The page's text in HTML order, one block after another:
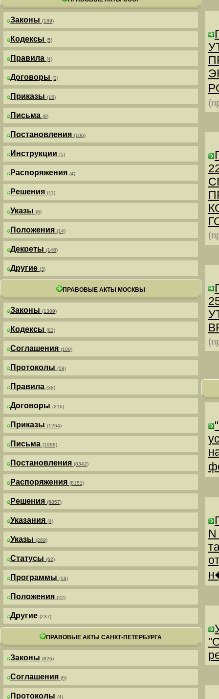
Законы (189)
Кодексы (5)
Правила (4)
Договоры (3)
Приказы (15)
Письма (8)
Постановления (106)
Инструкции (5)
Распоряжения (4)
Решения (11)
Указы (6)
Положения (14)
Декреты (146)
Другие (3)
ПРАВОВЫЕ АКТЫ МОСКВЫ
Законы (1389)
Кодексы (83)
Соглашения (109)
Протоколы (59)
Правила (38)
Договоры (216)
Приказы (1264)
Письма (1988)
Постановления (8342)
Распоряжения (8151)
Решения (6857)
Указания (4)
Указы (269)
Статусы (62)
Программы (18)
Положения (22)
Другие (237)
ПРАВОВЫЕ АКТЫ САНКТ-ПЕТЕРБУРГА
Законы (826)
Соглашения (6)
Протоколы (4)